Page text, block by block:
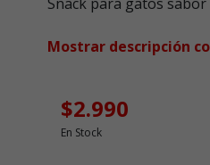
Mostrar descripción
$2.990
En Stock